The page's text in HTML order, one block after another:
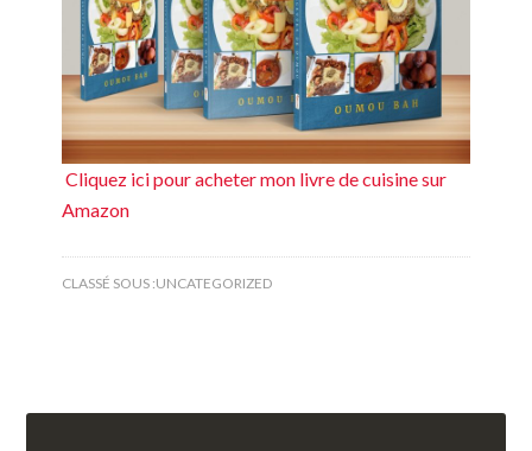
Cliquez ici pour acheter mon livre de cuisine sur
Amazon
CLASSÉ SOUS :UNCATEGORIZED